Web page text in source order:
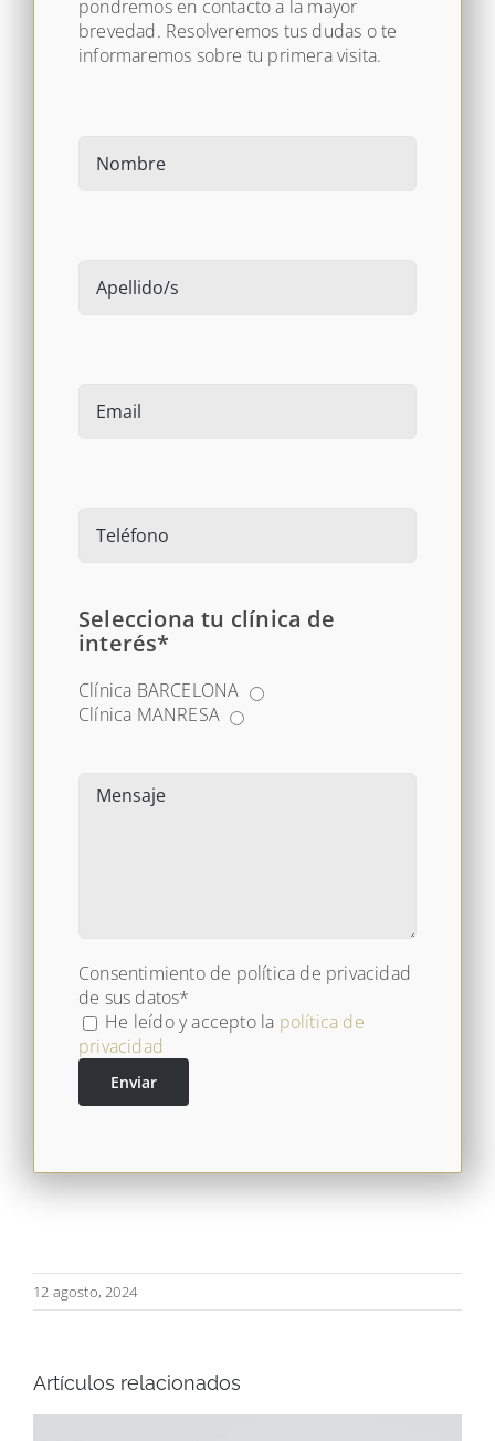
pondremos en contacto a la mayor
brevedad. Resolveremos tus dudas o te
informaremos sobre tu primera visita.
Selecciona tu clínica de
interés*
Clínica BARCELONA
Clínica MANRESA
Consentimiento de política de privacidad
de sus datos*
He leído y accepto la política de
privacidad
12 agosto, 2024
Artículos relacionados